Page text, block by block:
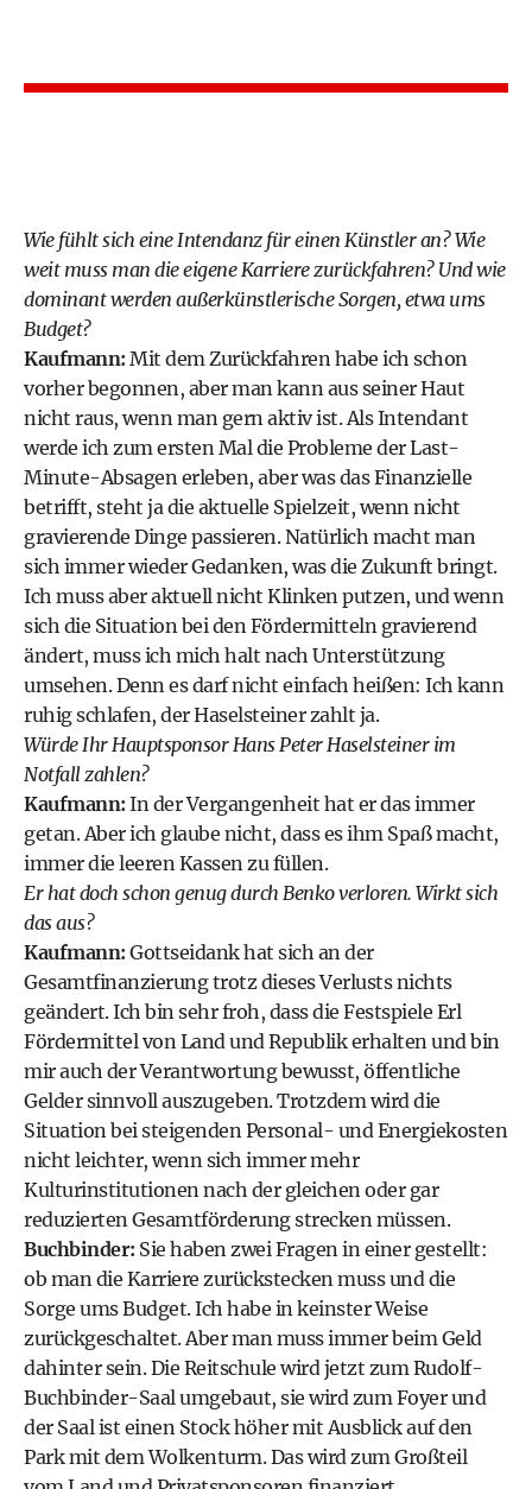
Wie fühlt sich eine Intendanz für einen Künstler an? Wie
weit muss man die eigene Karriere zurückfahren? Und wie
dominant werden außerkünstlerische Sorgen, etwa ums
Budget?
Kaufmann: Mit dem Zurückfahren habe ich schon
vorher begonnen, aber man kann aus seiner Haut
nicht raus, wenn man gern aktiv ist. Als Intendant
werde ich zum ersten Mal die Probleme der Last-
Minute-Absagen erleben, aber was das Finanzielle
betrifft, steht ja die aktuelle Spielzeit, wenn nicht
gravierende Dinge passieren. Natürlich macht man
sich immer wieder Gedanken, was die Zukunft bringt.
Ich muss aber aktuell nicht Klinken putzen, und wenn
sich die Situation bei den Fördermitteln gravierend
ändert, muss ich mich halt nach Unterstützung
umsehen. Denn es darf nicht einfach heißen: Ich kann
ruhig schlafen, der Haselsteiner zahlt ja.
Würde Ihr Hauptsponsor Hans Peter Haselsteiner im
Notfall zahlen?
Kaufmann: In der Vergangenheit hat er das immer
getan. Aber ich glaube nicht, dass es ihm Spaß macht,
immer die leeren Kassen zu füllen.
Er hat doch schon genug durch Benko verloren. Wirkt sich
das aus?
Kaufmann: Gottseidank hat sich an der
Gesamtfinanzierung trotz dieses Verlusts nichts
geändert. Ich bin sehr froh, dass die Festspiele Erl
Fördermittel von Land und Republik erhalten und bin
mir auch der Verantwortung bewusst, öffentliche
Gelder sinnvoll auszugeben. Trotzdem wird die
Situation bei steigenden Personal- und Energiekosten
nicht leichter, wenn sich immer mehr
Kulturinstitutionen nach der gleichen oder gar
reduzierten Gesamtförderung strecken müssen.
Buchbinder: Sie haben zwei Fragen in einer gestellt:
ob man die Karriere zurückstecken muss und die
Sorge ums Budget. Ich habe in keinster Weise
zurückgeschaltet. Aber man muss immer beim Geld
dahinter sein. Die Reitschule wird jetzt zum Rudolf-
Buchbinder-Saal umgebaut, sie wird zum Foyer und
der Saal ist einen Stock höher mit Ausblick auf den
Park mit dem Wolkenturm. Das wird zum Großteil